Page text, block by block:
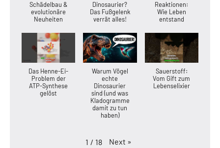
Schädelbau &
evolutionäre
Neuheiten
Dinosaurier?
Das Fußgelenk
verrät alles!
Reaktionen:
Wie Leben
entstand
Das Henne-Ei-
Problem der
ATP-Synthese
gelöst
Warum Vögel
echte
Dinosaurier
sind (und was
Kladogramme
damit zu tun
haben)
Sauerstoff:
Vom Gift zum
Lebenselixier
1 / 18 Next »